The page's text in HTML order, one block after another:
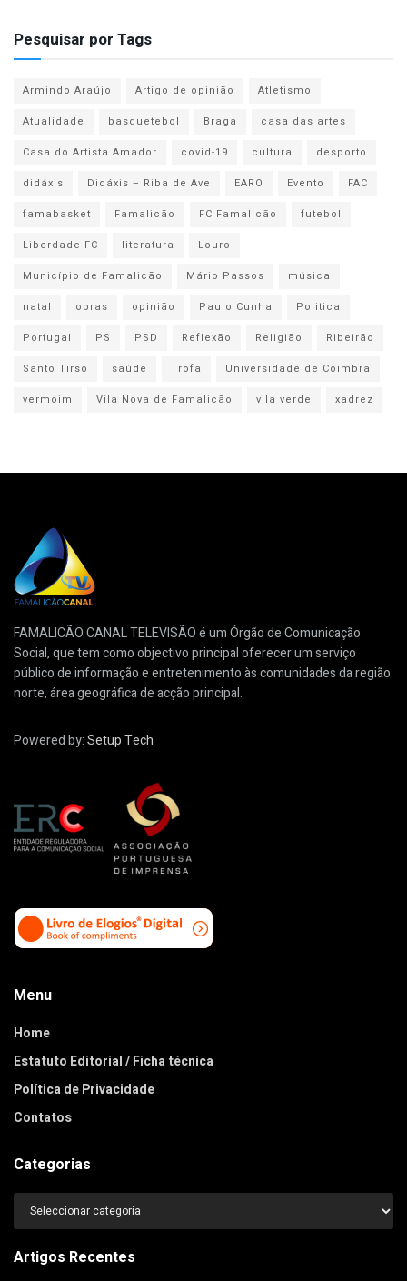
Pesquisar por Tags
Armindo Araújo Artigo de opinião
Atletismo
Atualidade
basquetebol Braga
casa das artes
Casa do Artista Amador
covid-19 cultura
desporto
didáxis
Didáxis – Riba de Ave EARO Evento
FAC
famabasket
Famalicão FC Famalicão
futebol
Liberdade FC
literatura
Louro
Município de Famalicão
Mário Passos
música
natal
obras opinião Paulo Cunha
Politica
Portugal
PS PSD Reflexão Religião
Ribeirão
Santo Tirso
saúde Trofa
Universidade de Coimbra
vermoim
Vila Nova de Famalicão vila verde xadrez
FAMALICÃO CANAL TELEVISÃO é um Órgão de Comunicação
Social, que tem como objectivo principal oferecer um serviço
público de informação e entretenimento às comunidades da região
norte, área geográfica de acção principal.
Powered by:Setup Tech
Menu
Home
Estatuto Editorial / Ficha técnica
Política de Privacidade
Contatos
Categorias
Categorias
Artigos Recentes